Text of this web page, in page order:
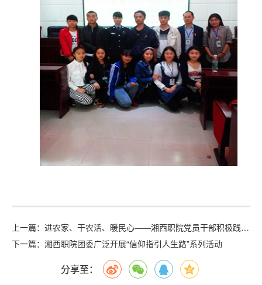
上一篇：进农家、干农活、暖民心——湘西职院党员干部积极践行党的群众路线
下一篇： 湘西职院团委广泛开展“信仰指引人生路”系列活动
分享至：